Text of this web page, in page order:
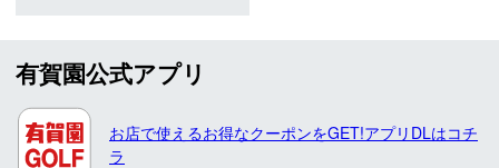
有賀園公式アプリ
お店で使えるお得なクーポンをGET!アプリDLはコチ
ラ